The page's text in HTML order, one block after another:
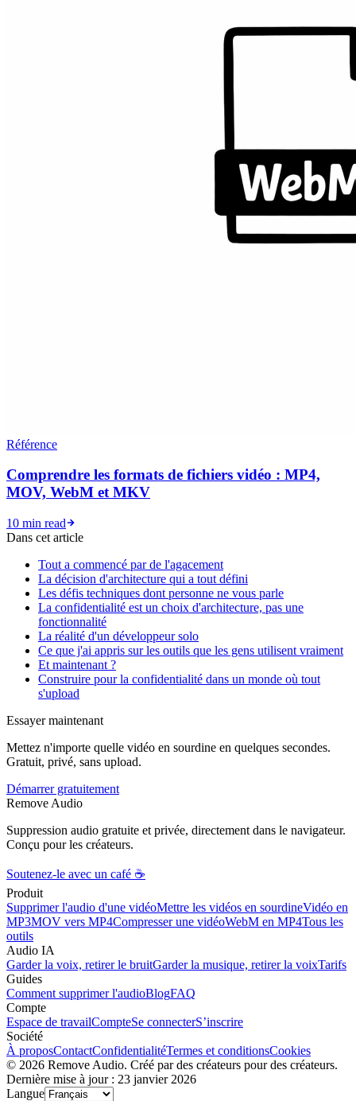
Référence
Comprendre les formats de fichiers vidéo : MP4,
MOV, WebM et MKV
10 min read
Dans cet article
Tout a commencé par de l'agacement
La décision d'architecture qui a tout défini
Les défis techniques dont personne ne vous parle
La confidentialité est un choix d'architecture, pas une
fonctionnalité
La réalité d'un développeur solo
Ce que j'ai appris sur les outils que les gens utilisent vraiment
Et maintenant ?
Construire pour la confidentialité dans un monde où tout
s'upload
Essayer maintenant
Mettez n'importe quelle vidéo en sourdine en quelques secondes.
Gratuit, privé, sans upload.
Démarrer gratuitement
Remove Audio
Suppression audio gratuite et privée, directement dans le navigateur.
Conçu pour les créateurs.
Soutenez-le avec un café ☕
Produit
Supprimer l'audio d'une vidéoMettre les vidéos en sourdineVidéo en
MP3MOV vers MP4Compresser une vidéoWebM en MP4Tous les
outils
Audio IA
Garder la voix, retirer le bruitGarder la musique, retirer la voixTarifs
Guides
Comment supprimer l'audioBlogFAQ
Compte
Espace de travailCompteSe connecterS’inscrire
Société
À proposContactConfidentialitéTermes et conditionsCookies
© 2026 Remove Audio. Créé par des créateurs pour des créateurs.
Dernière mise à jour : 23 janvier 2026
Langue